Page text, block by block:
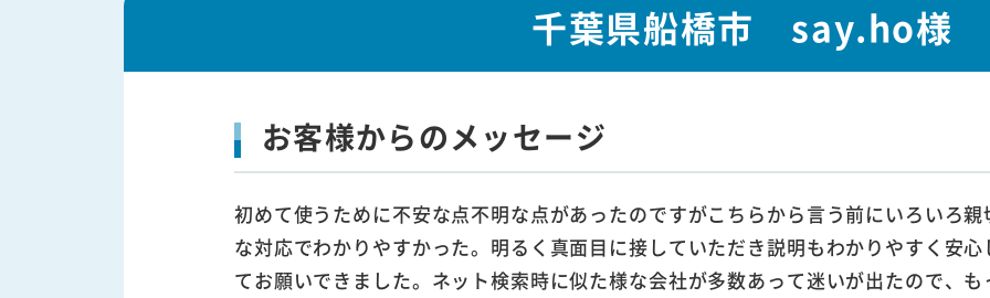
千葉県船橋市 say.ho様
お客様からのメッセージ
初めて使うために不安な点不明な点があったのですがこちらから言う前にいろいろ親
な対応でわかりやすかった。明るく真面目に接していただき説明もわかりやすく安心
てお願いできました。ネット検索時に似た様な会社が多数あって迷いが出たので、も